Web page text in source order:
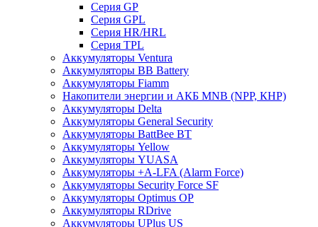
Cерия GP
Серия GPL
Серия HR/HRL
Серия TPL
Аккумуляторы Ventura
Аккумуляторы BB Battery
Аккумуляторы Fiamm
Накопители энергии и АКБ MNB (NPP, КНР)
Аккумуляторы Delta
Аккумуляторы General Security
Аккумуляторы BattBee BT
Аккумуляторы Yellow
Аккумуляторы YUASA
Аккумуляторы +A-LFA (Alarm Force)
Аккумуляторы Security Force SF
Аккумуляторы Optimus OP
Аккумуляторы RDrive
Аккумуляторы UPlus US